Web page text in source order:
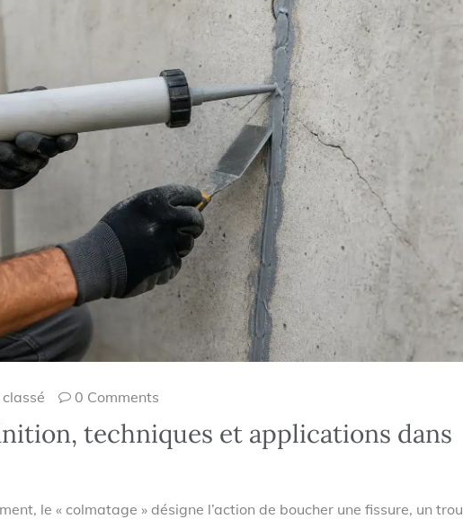
0 Comments
techniques et applications dans
le « colmatage » désigne l’action de boucher une fissure, un trou